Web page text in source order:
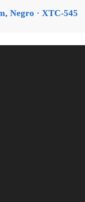
Negro · XTC-545